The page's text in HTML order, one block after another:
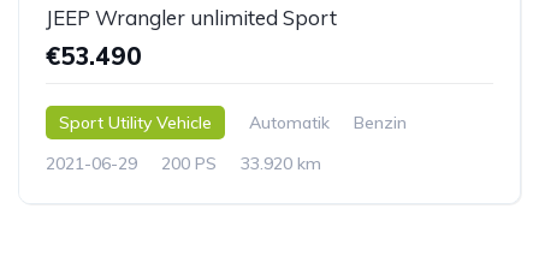
JEEP Wrangler unlimited Sport
€53.490
Sport Utility Vehicle Automatik
Benzin
2021-06-29
200 PS 33.920 km